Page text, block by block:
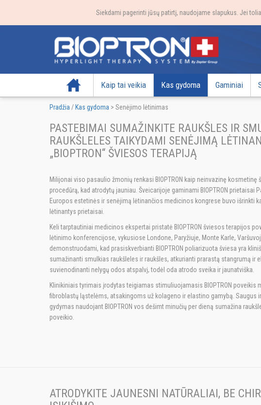
Siekdami pagerinti jūsų patirtį, naudojame slapukus. Jei
Pradžia Kaip tai veikia Kas gydoma Gaminiai
Pradžia / Kas gydoma > Senėjimo lėtinimas
PASTEBIMAI SUMAŽINKITE RAUKŠLES IR
RAUKŠLELES TAIKYDAMI SENĖJIMĄ
„BIOPTRON“ ŠVIESOS TERAPIJĄ
Milijonai viso pasaulio žmonių renkasi BIOPTRON kaip neinvazinę kosmetinę
procedūrą, kad atrodytų jauniau. Šveicarijoje gaminami BIOPTRON prietaisai
Europos estetinės ir senėjimą lėtinančios medicinos kongrese buvo išrinkti
lėtinantys prietaisai.
Keli tarptautiniai medicinos ekspertai pristatė BIOPTRON šviesos terapijos
lėtinimo konferencijose, vykusiose Londone, Paryžiuje, Monte Karle,
demonstruodami, kad prasiskverbianti BIOPTRON poliarizuota šviesa yra
sumažinanti smulkias raukšleles ir raukšles, atkurianti prarastą stangrumą ir
suvienodinanti nelygų odos atspalvį, todėl oda atrodo sveika ir jaunatviška.
Klinikiniais tyrimais įrodytas teigiamas stimuliuojamasis BIOPTRON poveikis
fibroblastų ląstelėms, atsakingoms už kolageno ir elastino gamybą. Saugus
gydymas naudojant BIOPTRON vos dešimt minučių per dieną sumažina
poveikio.
ATRODYKITE JAUNESNI NATŪRALIAI, BE